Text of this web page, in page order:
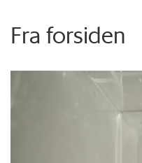
Fra forsiden